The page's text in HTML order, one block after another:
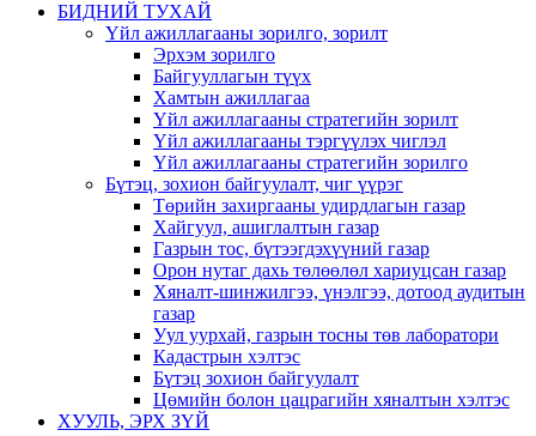
БИДНИЙ ТУХАЙ
Үйл ажиллагааны зорилго, зорилт
Эрхэм зорилго
Байгууллагын түүх
Хамтын ажиллагаа
Үйл ажиллагааны стратегийн зорилт
Үйл ажиллагааны тэргүүлэх чиглэл
Үйл ажиллагааны стратегийн зорилго
Бүтэц, зохион байгуулалт, чиг үүрэг
Төрийн захиргааны удирдлагын газар
Хайгуул, ашиглалтын газар
Газрын тос, бүтээгдэхүүний газар
Орон нутаг дахь төлөөлөл хариуцсан газар
Хяналт-шинжилгээ, үнэлгээ, дотоод аудитын
газар
Уул уурхай, газрын тосны төв лаборатори
Кадастрын хэлтэс
Бүтэц зохион байгуулалт
Цөмийн болон цацрагийн хяналтын хэлтэс
ХУУЛЬ, ЭРХ ЗҮЙ